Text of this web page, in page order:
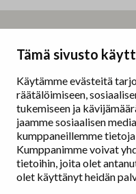
Tämä sivusto
Käytämme evästeitä
räätälöimiseen,
tukemiseen ja
jaamme sosiaalisen
kumppaneillemme
Kumppanimme voivat
tietoihin, joita olet
olet käyttänyt heidän
Erottajankatu 9 B
00130 Helsinki
www.painters.fi
Näyttelytoiminta
tm•gallerian esittely
Muu näyttelytoiminta